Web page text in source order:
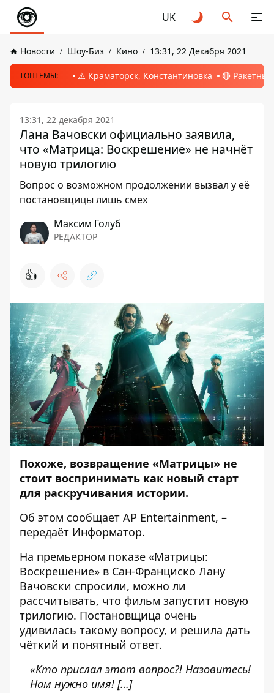
UK
Новости Шоу-Биз Кино 13:31, 22 Декабря 2021
ТОПТЕМЫ: ⚠️ Краматорск, Константиновка 🔴
13:31, 22 декабря 2021
Лана Вачовски официально заявила,
что «Матрица: Воскрешение» не начнёт
новую трилогию
Вопрос о возможном продолжении вызвал у её
постановщицы лишь смех
Максим Голуб
РЕДАКТОР
👍
Похоже, возвращение «Матрицы» не
стоит воспринимать как новый старт
для раскручивания истории.
Об этом сообщает AP Entertainment, –
передаёт Информатор.
На премьерном показе «Матрицы:
Воскрешение» в Сан-Франциско Лану
Вачовски спросили, можно ли
рассчитывать, что фильм запустит новую
трилогию. Постановщица очень
удивилась такому вопросу, и решила дать
чёткий и понятный ответ.
«Кто прислал этот вопрос?! Назовитесь!
Нам нужно имя! […]